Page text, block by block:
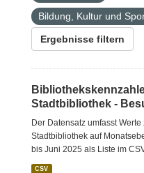
Bildung, Kultur und
Ergebnisse filtern
Stadtbibliothek -
Der Datensatz umfasst
Stadtbibliothek auf
bis Juni 2025 als Liste im
CSV